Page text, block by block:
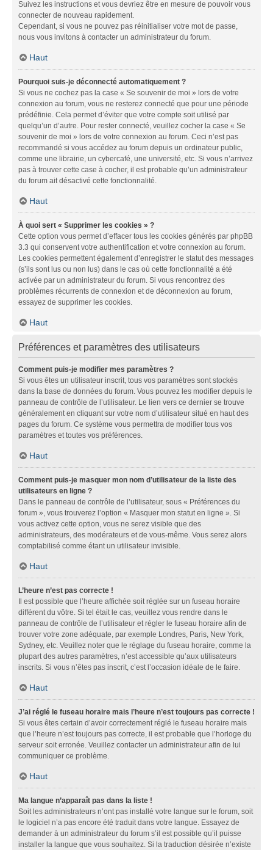
Suivez les instructions et vous devriez être en mesure de pouvoir vous
connecter de nouveau rapidement.
Cependant, si vous ne pouvez pas réinitialiser votre mot de passe,
nous vous invitons à contacter un administrateur du forum.
Haut
Pourquoi suis-je déconnecté automatiquement ?
Si vous ne cochez pas la case « Se souvenir de moi » lors de votre
connexion au forum, vous ne resterez connecté que pour une période
prédéfinie. Cela permet d’éviter que votre compte soit utilisé par
quelqu’un d’autre. Pour rester connecté, veuillez cocher la case « Se
souvenir de moi » lors de votre connexion au forum. Ceci n’est pas
recommandé si vous accédez au forum depuis un ordinateur public,
comme une librairie, un cybercafé, une université, etc. Si vous n’arrivez
pas à trouver cette case à cocher, il est probable qu’un administrateur
du forum ait désactivé cette fonctionnalité.
Haut
À quoi sert « Supprimer les cookies » ?
Cette option vous permet d’effacer tous les cookies générés par phpBB
3.3 qui conservent votre authentification et votre connexion au forum.
Les cookies permettent également d’enregistrer le statut des messages
(s’ils sont lus ou non lus) dans le cas où cette fonctionnalité a été
activée par un administrateur du forum. Si vous rencontrez des
problèmes récurrents de connexion et de déconnexion au forum,
essayez de supprimer les cookies.
Haut
Préférences et paramètres des utilisateurs
Comment puis-je modifier mes paramètres ?
Si vous êtes un utilisateur inscrit, tous vos paramètres sont stockés
dans la base de données du forum. Vous pouvez les modifier depuis le
panneau de contrôle de l’utilisateur. Le lien vers ce dernier se trouve
généralement en cliquant sur votre nom d’utilisateur situé en haut des
pages du forum. Ce système vous permettra de modifier tous vos
paramètres et toutes vos préférences.
Haut
Comment puis-je masquer mon nom d’utilisateur de la liste des
utilisateurs en ligne ?
Dans le panneau de contrôle de l’utilisateur, sous « Préférences du
forum », vous trouverez l’option « Masquer mon statut en ligne ». Si
vous activez cette option, vous ne serez visible que des
administrateurs, des modérateurs et de vous-même. Vous serez alors
comptabilisé comme étant un utilisateur invisible.
Haut
L’heure n’est pas correcte !
Il est possible que l’heure affichée soit réglée sur un fuseau horaire
différent du vôtre. Si tel était le cas, veuillez vous rendre dans le
panneau de contrôle de l’utilisateur et régler le fuseau horaire afin de
trouver votre zone adéquate, par exemple Londres, Paris, New York,
Sydney, etc. Veuillez noter que le réglage du fuseau horaire, comme la
plupart des autres paramètres, n’est accessible qu’aux utilisateurs
inscrits. Si vous n’êtes pas inscrit, c’est l’occasion idéale de le faire.
Haut
J’ai réglé le fuseau horaire mais l’heure n’est toujours pas correcte !
Si vous êtes certain d’avoir correctement réglé le fuseau horaire mais
que l’heure n’est toujours pas correcte, il est probable que l’horloge du
serveur soit erronée. Veuillez contacter un administrateur afin de lui
communiquer ce problème.
Haut
Ma langue n’apparaît pas dans la liste !
Soit les administrateurs n’ont pas installé votre langue sur le forum, soit
le logiciel n’a pas encore été traduit dans votre langue. Essayez de
demander à un administrateur du forum s’il est possible qu’il puisse
installer la langue que vous souhaitez. Si la traduction désirée n’existe